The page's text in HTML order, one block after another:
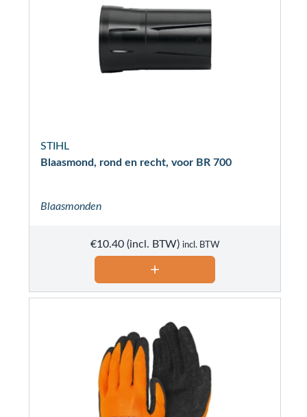
STIHL
Blaasmond, rond en recht, voor BR 700
Blaasmonden
€10.40 incl. BTW